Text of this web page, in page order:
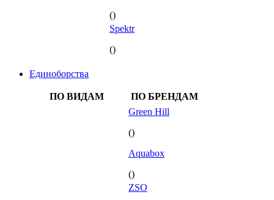
()
Spektr
()
Единоборства
ПО ВИДАМ
ПО БРЕНДАМ
Green Hill
()
Aquabox
()
ZSO